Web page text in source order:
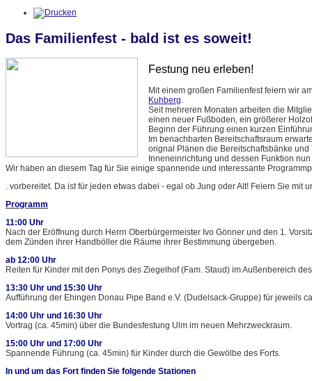
Das Familienfest - bald ist es soweit!
Festung neu erleben!
Mit einem großen Familienfest feiern wir
Kuhberg.
Seit mehreren Monaten arbeiten die
einen neuer Fußboden, ein größerer
Beginn der Führung einen kurzen
Im benachbarten Bereitschaftsraum
orignal Plänen die Bereitschaftsbänke
Inneneinrichtung und dessen Funktion
Wir haben an diesem Tag für Sie einige spannende und interessante
. vorbereitet. Da ist für jeden etwas dabei - egal ob Jung oder Alt! Feiern Sie mit
Programm
11:00 Uhr
Nach der Eröffnung durch Herrn Oberbürgermeister Ivo Gönner und den 1.
dem Zünden ihrer Handböller die Räume ihrer Bestimmung übergeben.
ab 12:00 Uhr
Reiten für Kinder mit den Ponys des Ziegelhof (Fam. Staud) im Außenbereich
13:30 Uhr und 15:30 Uhr
Aufführung der Ehingen Donau Pipe Band e.V. (Dudelsack-Gruppe) für jeweils
14:00 Uhr und 16:30 Uhr
Vortrag (ca. 45min) über die Bundesfestung Ulm im neuen Mehrzweckraum.
15:00 Uhr und 17:00 Uhr
Spannende Führung (ca. 45min) für Kinder durch die Gewölbe des Forts.
In und um das Fort finden Sie folgende Stationen